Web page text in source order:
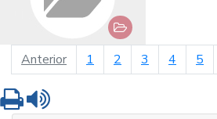
Anteriorpágina anterior
1 2 3 4 5
Imprimir